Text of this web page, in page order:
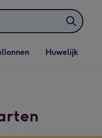
openen
Vervolgkeuzelijst
Huwelijk openen
Huwelijk